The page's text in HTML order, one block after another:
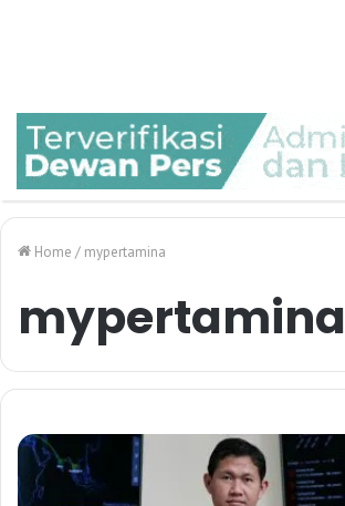
Home / mypertamina
mypertamina